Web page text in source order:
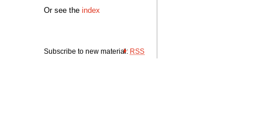
Or see the index
Subscribe to new material: RSS